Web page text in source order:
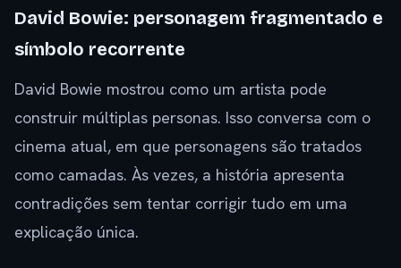
David Bowie: personagem fragmentado e
símbolo recorrente
David Bowie mostrou como um artista pode
construir múltiplas personas. Isso conversa com o
cinema atual, em que personagens são tratados
como camadas. Às vezes, a história apresenta
contradições sem tentar corrigir tudo em uma
explicação única.